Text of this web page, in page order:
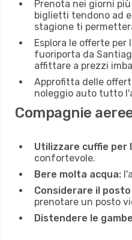
Prenota nei giorni
biglietti tendono ad
stagione ti
Esplora le offerte
fuoriporta da
affittare a prezzi
Approfitta delle
noleggio auto tutto
Compagnie
Utilizzare cuffie per
confortevole.
Bere molta acqua:
Considerare il
prenotare un posto
Distendere le